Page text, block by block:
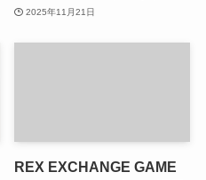
2025年11月21日
REX EXCHANGE GAME